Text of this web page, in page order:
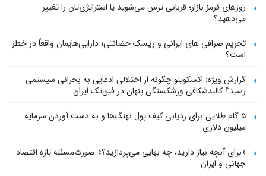
روزهای قرمز بازار؛ قربانی ترس می‌شوید یا استراتژی‌تان را تغییر
می‌دهید؟
تحریم صرافی های ایرانی و ریسک حضانتی؛ دارایی‌هایمان واقعاً در خطر
است؟
گزارش ویژه: اکسکوینو چگونه از اختلالی ادعایی به بحرانی سیستمی
رسید؟ کالبدشکافی ورشکستگی پنهان در فین‌تک ایران
۵ گام طلایی برای ردیابی کیف پول‌ نهنگ‌ها و به دست آوردن سرمایه
میلیون دلاری
«برای آنچه نیاز دارید، چه بهایی می‌پردازید؟» صورت‌مسئله تازه اقتصاد
جهانی و ایران